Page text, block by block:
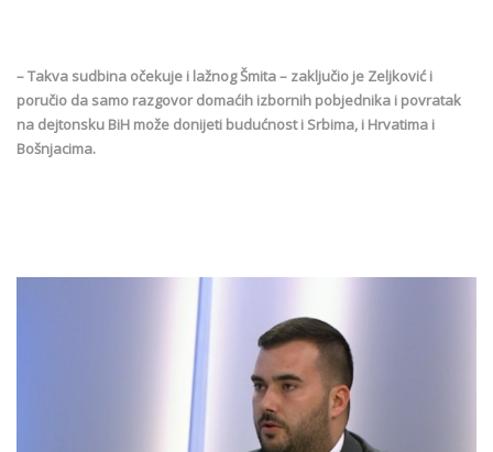
– Takva sudbina očekuje i lažnog Šmita – zaključio je Zeljković i
poručio da samo razgovor domaćih izbornih pobjednika i povratak
na dejtonsku BiH može donijeti budućnost i Srbima, i Hrvatima i
Bošnjacima.